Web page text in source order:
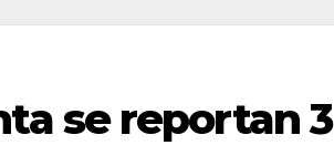
se reportan 3